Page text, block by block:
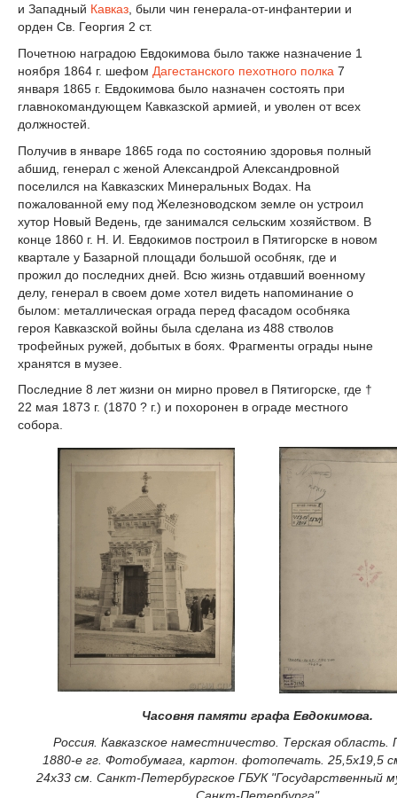
и Западный Кавказ , были чин генерала-от-инфантерии и
орден Св. Георгия 2 ст.
Почетною наградою Евдокимова было также назначение 1
ноября 1864 г. шефом Дагестанского пехотного полка 7
января 1865 г. Евдокимова было назначен состоять при
главнокомандующем Кавказской армией, и уволен от всех
должностей.
Получив в январе 1865 года по состоянию здоровья полный
абшид, генерал с женой Александрой Александровной
поселился на Кавказских Минеральных Водах. На
пожалованной ему под Железноводском земле он устроил
хутор Новый Ведень, где занимался сельским хозяйством. В
конце 1860 г. Н. И. Евдокимов построил в Пятигорске в новом
квартале у Базарной площади большой особняк, где и
прожил до последних дней. Всю жизнь отдавший военному
делу, генерал в своем доме хотел видеть напоминание о
былом: металлическая ограда перед фасадом особняка
героя Кавказской войны была сделана из 488 стволов
трофейных ружей, добытых в боях. Фрагменты ограды ныне
хранятся в музее.
Последние 8 лет жизни он мирно провел в Пятигорске, где †
22 мая 1873 г. (1870 ? г.) и похоронен в ограде местного
собора.
Часовня памяти графа Евдокимова.
Россия. Кавказское наместничество. Терская область.
1880-е гг. Фотобумага, картон. фотопечать. 25,5х19,5
24х33 см. Санкт-Петербургское ГБУК "Государственный